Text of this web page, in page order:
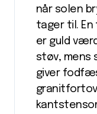
når solen
tager til. En
er guld
støv, mens
giver